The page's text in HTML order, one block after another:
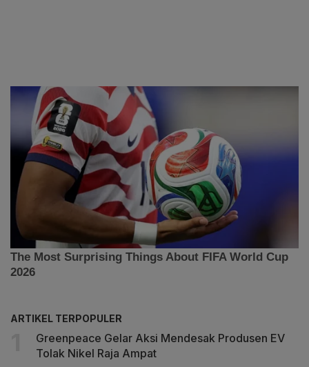
ARTIKEL TERPOPULER
Greenpeace Gelar Aksi Mendesak Produsen EV
Tolak Nikel Raja Ampat